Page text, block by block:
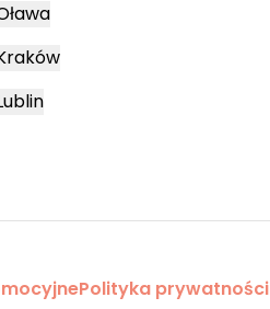
Polityka prywatności